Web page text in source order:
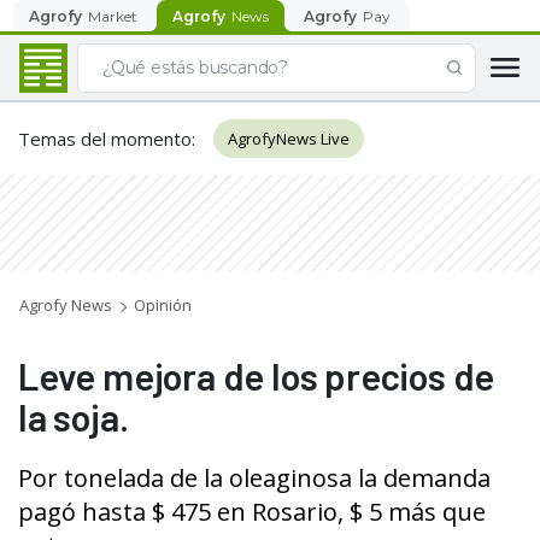
Agrofy Market Agrofy News Agrofy Pay
Temas del momento: AgrofyNews Live
Agrofy News Opinión
Leve mejora de los precios de
la soja.
Por tonelada de la oleaginosa la demanda
pagó hasta $ 475 en Rosario, $ 5 más que